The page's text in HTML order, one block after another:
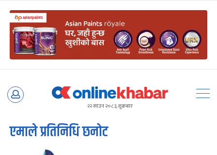
Skip
२२ साउन २०८३, शुक्रबार
एमाले प्रतिनिधि छनोट